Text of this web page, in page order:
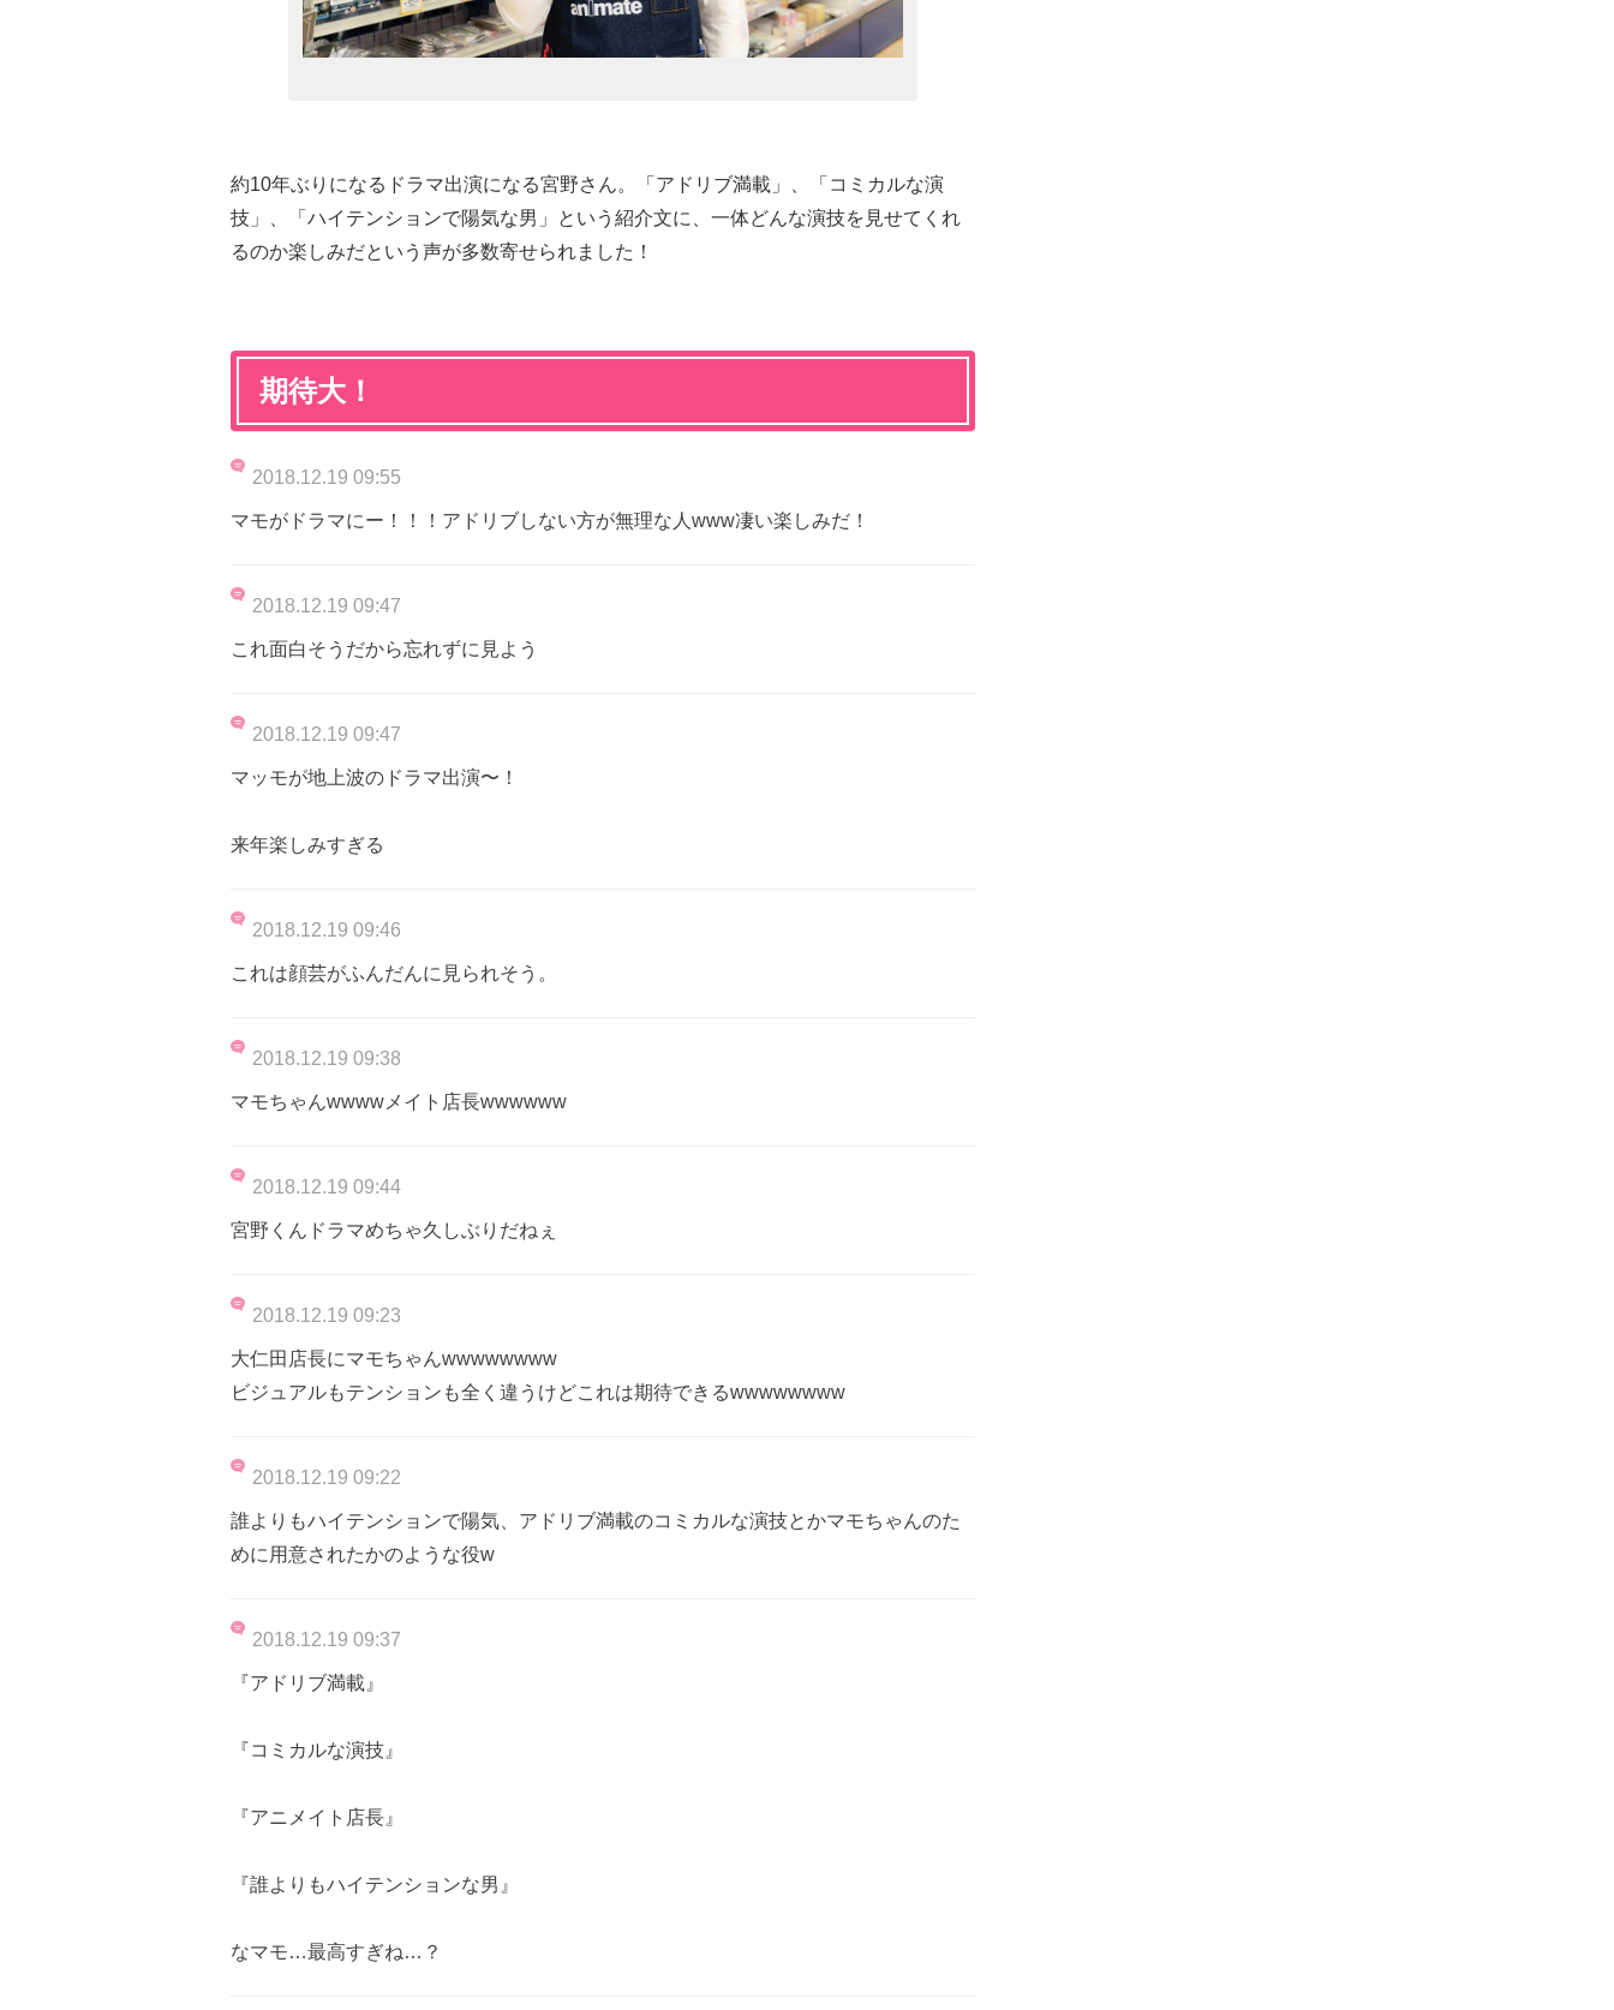
約10年ぶりになるドラマ出演になる宮野さん。「アドリブ満載」、「コミカルな演
技」、「ハイテンションで陽気な男」という紹介文に、一体どんな演技を見せてくれ
るのか楽しみだという声が多数寄せられました！
期待大！
2018.12.19 09:55
マモがドラマにー！！！アドリブしない方が無理な人www凄い楽しみだ！
2018.12.19 09:47
これ面白そうだから忘れずに見よう
2018.12.19 09:47
マッモが地上波のドラマ出演〜！
来年楽しみすぎる
2018.12.19 09:46
これは顔芸がふんだんに見られそう。
2018.12.19 09:38
マモちゃんwwwwメイト店長wwwwww
2018.12.19 09:44
宮野くんドラマめちゃ久しぶりだねぇ
2018.12.19 09:23
大仁田店長にマモちゃんwwwwwwww
ビジュアルもテンションも全く違うけどこれは期待できるwwwwwwww
2018.12.19 09:22
誰よりもハイテンションで陽気、アドリブ満載のコミカルな演技とかマモちゃんのた
めに用意されたかのような役w
2018.12.19 09:37
『アドリブ満載』
『コミカルな演技』
『アニメイト店長』
『誰よりもハイテンションな男』
なマモ…最高すぎね…？